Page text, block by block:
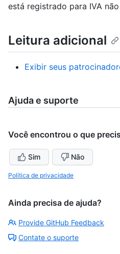
está registrado para IVA
Leitura adicional
Exibir seus
Ajuda e suporte
Você encontrou o que
Sim Não
Política de privacidade
Ainda precisa de ajuda?
Provide GitHub Feedback
Contate o suporte